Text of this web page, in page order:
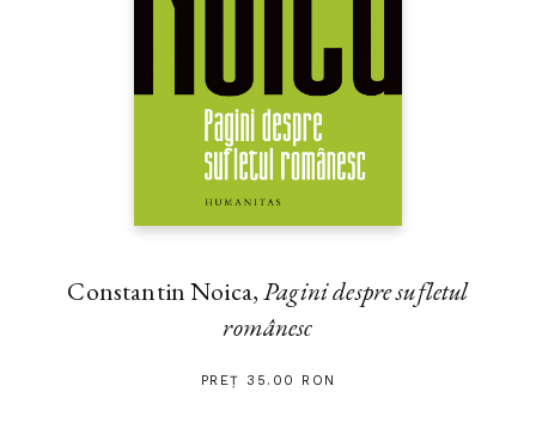
Constantin Noica,Pagini despre sufletul
românesc
PREȚ 35.00 RON